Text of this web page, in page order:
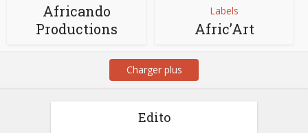
Africando
Productions
Labels
Afric’Art
Charger plus
Edito